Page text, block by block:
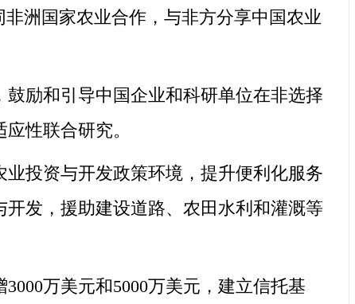
洲国家农业合作，与非方分享中国农业
励和引导中国企业和科研单位在非选择
性联合研究。
投资与开发政策环境，提升便利化服务
发，援助建设道路、农田水利和灌溉等
万美元和5000万美元，建立信托基